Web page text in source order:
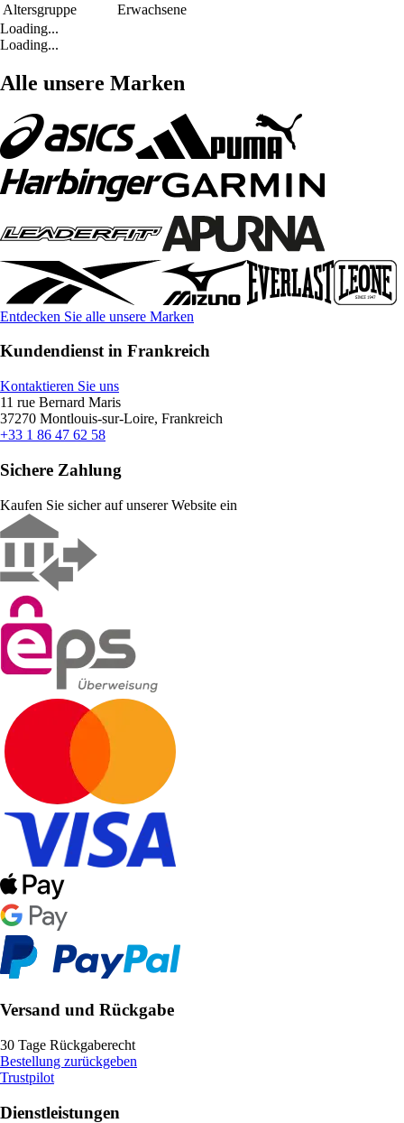
Altersgruppe
Erwachsene
Loading...
Loading...
Alle unsere Marken
Entdecken Sie alle unsere Marken
Kundendienst in Frankreich
Kontaktieren Sie uns
11 rue Bernard Maris
37270 Montlouis-sur-Loire, Frankreich
+33 1 86 47 62 58
Sichere Zahlung
Kaufen Sie sicher auf unserer Website ein
Versand und Rückgabe
30 Tage Rückgaberecht
Bestellung zurückgeben
Trustpilot
Dienstleistungen